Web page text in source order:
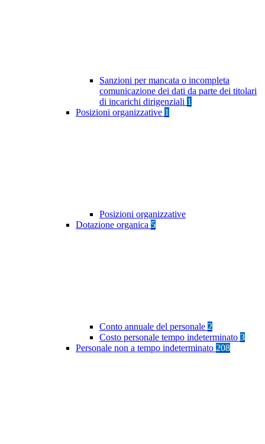
Sanzioni per mancata o incompleta
comunicazione dei dati da parte dei titolari
di incarichi dirigenziali 1
Posizioni organizzative 1
Posizioni organizzative
Dotazione organica 5
Conto annuale del personale 2
Costo personale tempo indeterminato 3
Personale non a tempo indeterminato 208